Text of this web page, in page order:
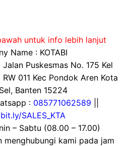
untuk info lebih lanjut
Name : KOTABI
Puskesmas No. 175 Kel
011 Kec Pondok Aren Kota
Banten 15224
: 085771062589
SALES_KTA
– Sabtu (08.00 – 17.00)
menghubungi kami pada jam